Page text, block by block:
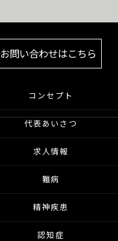
お問い合わせはこちら
コンセプト
代表あいさつ
求人情報
難病
精神疾患
認知症